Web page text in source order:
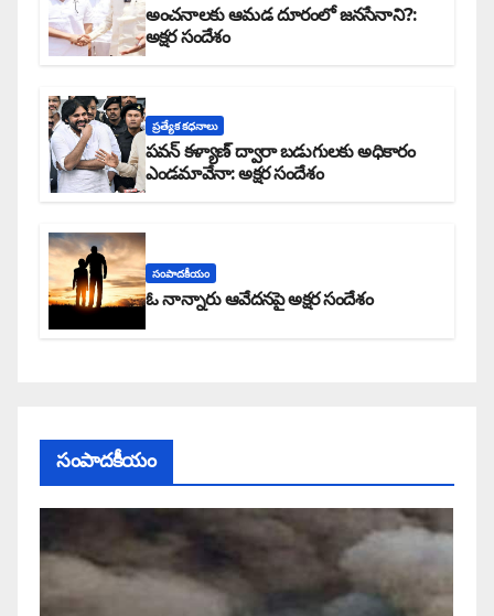
అంచనాలకు ఆమడ దూరంలో జనసేనాని?:
అక్షర సందేశం
ప్రత్యేక కధనాలు
పవన్ కళ్యాణ్ ద్వారా బడుగులకు అధికారం
ఎండమావేనా: అక్షర సందేశం
సంపాదకీయం
ఓ నాన్నారు ఆవేదనపై అక్షర సందేశం
సంపాదకీయం